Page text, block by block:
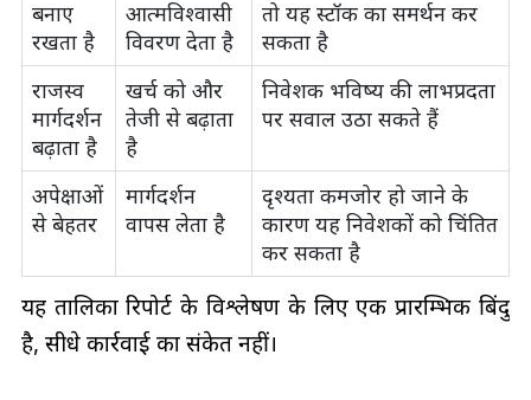
बनाए
रखता है
आत्मविश्वासी
विवरण देता है
तो यह स्टॉक का समर्थन कर
सकता है
राजस्व
मार्गदर्शन
बढ़ाता है
खर्च को और
तेजी से बढ़ाता
है
निवेशक भविष्य की लाभप्रदता
पर सवाल उठा सकते हैं
अपेक्षाओं
से बेहतर
मार्गदर्शन
वापस लेता है
दृश्यता कमजोर हो जाने के
कारण यह निवेशकों को चिंतित
कर सकता है
यह तालिका रिपोर्ट के विश्लेषण के लिए एक प्रारम्भिक बिंदु
है, सीधे कार्रवाई का संकेत नहीं।